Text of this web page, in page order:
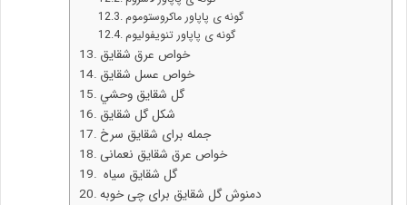
گونه ی پاپاور ماکروستوموم
گونه ی پاپاور تنویفولیوم
خواص عرق شقایق
خواص عسل شقایق
گل شقايق وحشي
شکل گل شقایق
جمله برای شقایق سرخ
خواص عرق شقایق نعمانی
گل شقایق سیاه
دمنوش گل شقایق برای چی خوبه